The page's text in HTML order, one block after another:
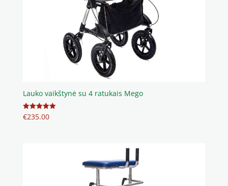
Lauko vaikštynė su 4 ratukais Mego
Įvertinimas:
5.00
€235.00